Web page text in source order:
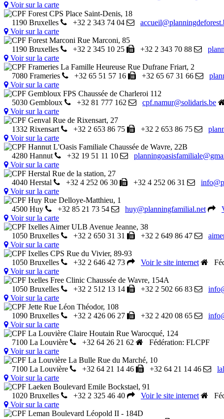
Voir sur la carte
CPF Forest CPS Place Saint-Denis, 18
1190 Bruxelles
+32 2 343 74 04
Voir sur la carte
CPF Forest Marconi Rue Marconi, 85
1190 Bruxelles
+32 2 345 10 25 +32 2 343 70 88
Voir sur la carte
CPF Frameries La Famille Heureuse Rue Dufrane Friart, 2
7080 Frameries
+32 65 51 57 16 +32 65 67 31 66
Voir sur la carte
CPF Gembloux FPS Chaussée de Charleroi 112
5030 Gembloux
+32 81 777 162 cpf.namur@solidaris.be
Voir sur la carte
CPF Genval Rue de Rixensart, 27
1332 Rixensart
+32 2 653 86 75 +32 2 653 86 75
Voir sur la carte
CPF Hannut L'Oasis Familiale Chaussée de Wavre, 22B
4280 Hannut
+32 19 51 11 10
Voir sur la carte
CPF Herstal Rue de la station, 27
4040 Herstal
+32 4 252 06 30 +32 4 252 06 31
Voir sur la carte
CPF Huy Rue Delloye-Matthieu, 1
4500 Huy
+32 85 21 73 54 huy@planningfamilial.net
Voir sur la carte
CPF Ixelles Aimer ULB Avenue Jeanne, 38
1050 Bruxelles
+32 2 650 31 31 +32 2 649 86 47
Voir sur la carte
CPF Ixelles CPS Rue du Vivier, 89-93
1050 Bruxelles
+32 2 646 42 73 Voir le site internet
Voir sur la carte
CPF Ixelles Free Clinic Chaussée de Wavre, 154A
1050 Bruxelles
+32 2 512 13 14 +32 2 502 66 83
Voir sur la carte
CPF Jette Rue Léon Théodor, 108
1090 Bruxelles
+32 2 426 06 27 +32 2 420 08 65
Voir sur la carte
CPF La Louvière Claire Houtain Rue Warocqué, 124
7100 La Louvière
+32 64 26 21 62
Fédération: FLCPF
Voir sur la carte
CPF La Louvière La Bulle Rue du Marché, 10
7100 La Louvière
+32 64 21 14 46 +32 64 21 14 46
Voir sur la carte
CPF Laeken Boulevard Emile Bockstael, 91
1020 Bruxelles
+32 2 325 46 40 Voir le site internet
Voir sur la carte
CPF Leman Boulevard Léopold II - 184D